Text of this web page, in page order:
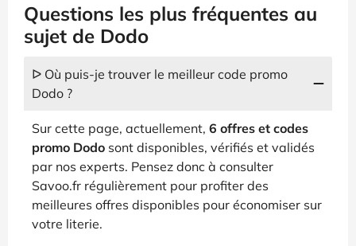
Questions les plus fréquentes au
sujet de Dodo
ᐅ Où puis-je trouver le meilleur code promo
Dodo ?
Sur cette page, actuellement, 6 offres et codes
promo Dodo sont disponibles, vérifiés et validés
par nos experts. Pensez donc à consulter
Savoo.fr régulièrement pour profiter des
meilleures offres disponibles pour économiser sur
votre literie.